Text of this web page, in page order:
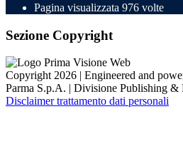
Pagina visualizzata 976 volte
Sezione Copyright
Copyright 2026 | Engineered and
Parma S.p.A. | Divisione Publishing &
Disclaimer trattamento dati personali